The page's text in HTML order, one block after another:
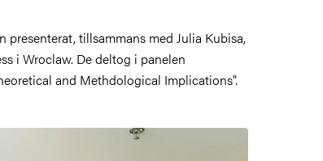
presenterat, tillsammans med Julia Kubisa,
i Wroclaw. De deltog i panelen
and Methdological Implications".